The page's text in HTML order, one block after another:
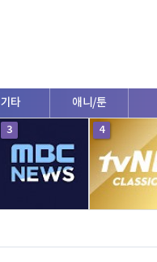
기타 애니/툰
3 4